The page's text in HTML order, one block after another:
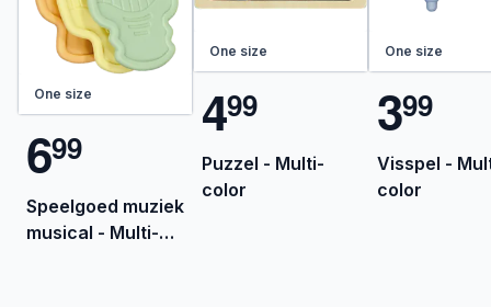
One size
699
Speelgoed muziek
musical - Multi-
One size
499
Puzzel - Multi-
color
One size
399
Visspel -
color